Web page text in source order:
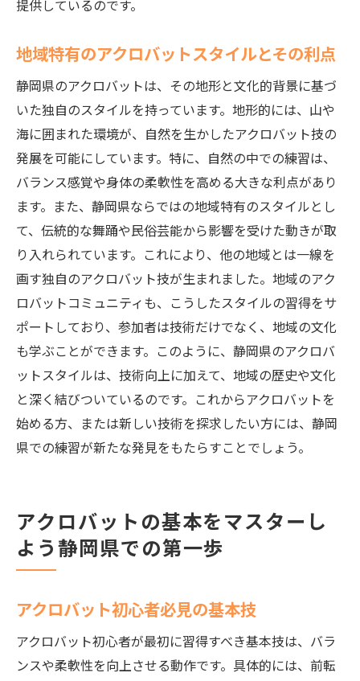
静岡県でのアクロバットの魅力を再発見
アクロバットを続けることの効果と達成感
静岡県でのアクロバットを通じた人間関係
の構築
新たな目標に挑戦するためのアクロバット
計画
静岡県でのアクロバットに関するインスピ
レーション
提供しているのです。
地域特有のアクロバットスタイルとその利点
静岡県のアクロバットは、その地形と文化的背景に基づ
いた独自のスタイルを持っています。地形的には、山や
海に囲まれた環境が、自然を生かしたアクロバット技の
発展を可能にしています。特に、自然の中での練習は、
バランス感覚や身体の柔軟性を高める大きな利点があり
ます。また、静岡県ならではの地域特有のスタイルとし
て、伝統的な舞踊や民俗芸能から影響を受けた動きが取
り入れられています。これにより、他の地域とは一線を
画す独自のアクロバット技が生まれました。地域のアク
ロバットコミュニティも、こうしたスタイルの習得をサ
ポートしており、参加者は技術だけでなく、地域の文化
も学ぶことができます。このように、静岡県のアクロバ
ットスタイルは、技術向上に加えて、地域の歴史や文化
と深く結びついているのです。これからアクロバットを
始める方、または新しい技術を探求したい方には、静岡
県での練習が新たな発見をもたらすことでしょう。
アクロバットの基本をマスターし
よう静岡県での第一歩
アクロバット初心者必見の基本技
アクロバット初心者が最初に習得すべき基本技は、バラ
ンスや柔軟性を向上させる動作です。具体的には、前転